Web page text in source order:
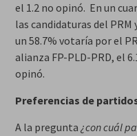
el 1.2 no opinó. En un
las candidaturas del PRM
un 58.7% votaría por el
alianza FP-PLD-PRD, el
opinó.
Preferencias de
A la pregunta ¿con cuál